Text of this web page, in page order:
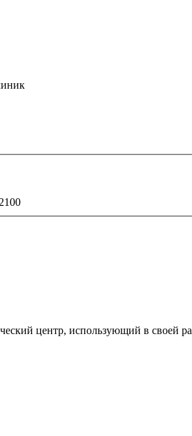
до 2100
центр, использующий в своей